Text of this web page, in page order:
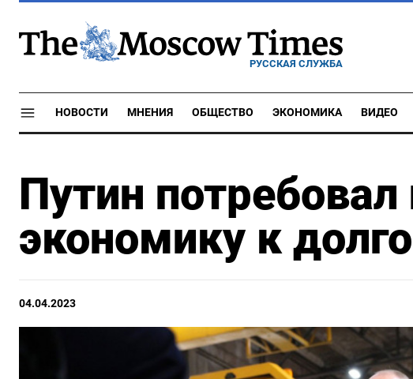
РУССКАЯ СЛУЖБА
НОВОСТИ МНЕНИЯ ОБЩЕСТВО ЭКОНОМИКА ВИДЕО
Путин потребовал
экономику к
04.04.2023